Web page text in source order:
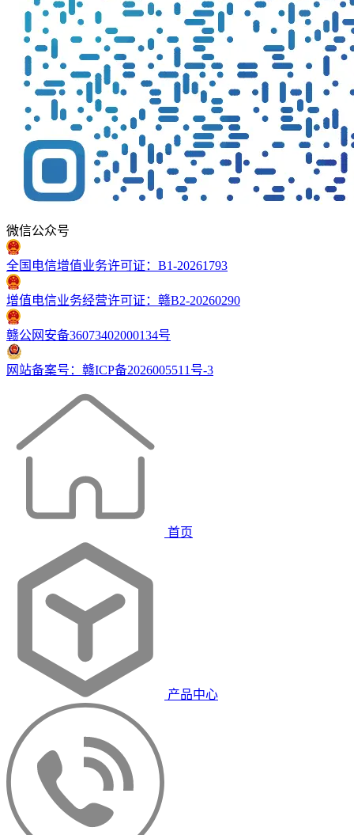
微信公众号
全国电信增值业务许可证：B1-20261793
增值电信业务经营许可证：赣B2-20260290
赣公网安备36073402000134号
网站备案号：赣ICP备2026005511号-3
首页
产品中心